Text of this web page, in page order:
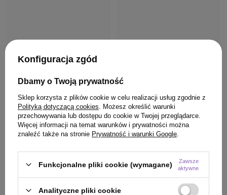
Konfiguracja zgód
Dbamy o Twoją prywatność
Sklep korzysta z plików cookie w celu realizacji usług zgodnie z
Polityką dotyczącą cookies . Możesz określić warunki
przechowywania lub dostępu do cookie w Twojej przeglądarce.
Więcej informacji na temat warunków i prywatności można
znaleźć także na stronie Prywatność i warunki Google
Funkcjonalne pliki cookie (wymagane)
Zawsze
aktywne
Analityczne pliki cookie